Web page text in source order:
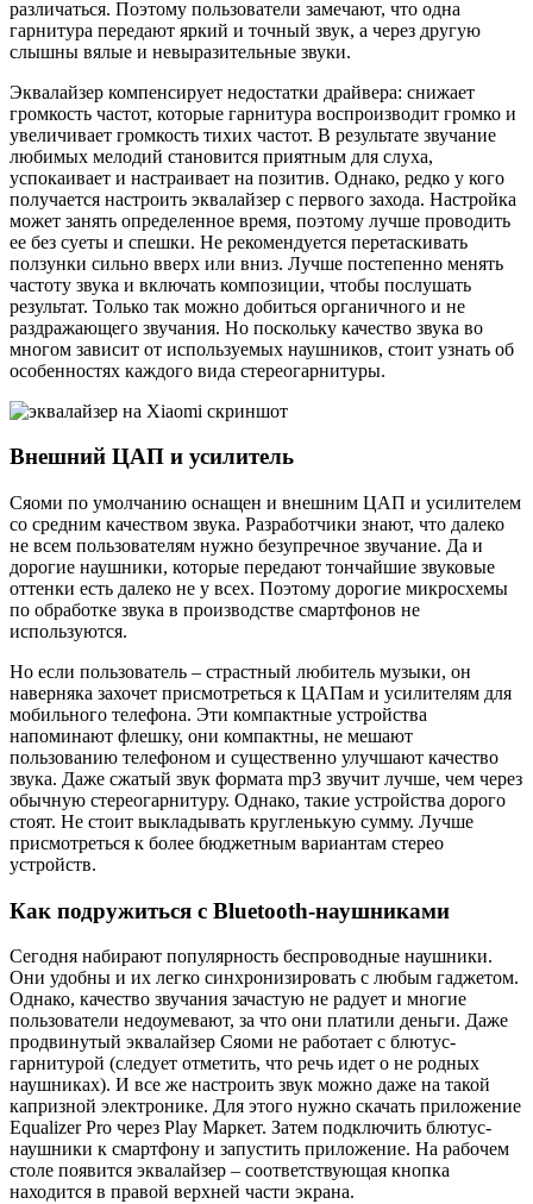
различаться. Поэтому пользователи замечают, что одна
гарнитура передают яркий и точный звук, а через другую
слышны вялые и невыразительные звуки.
Эквалайзер компенсирует недостатки драйвера: снижает
громкость частот, которые гарнитура воспроизводит громко и
увеличивает громкость тихих частот. В результате звучание
любимых мелодий становится приятным для слуха,
успокаивает и настраивает на позитив. Однако, редко у кого
получается настроить эквалайзер с первого захода. Настройка
может занять определенное время, поэтому лучше проводить
ее без суеты и спешки. Не рекомендуется перетаскивать
ползунки сильно вверх или вниз. Лучше постепенно менять
частоту звука и включать композиции, чтобы послушать
результат. Только так можно добиться органичного и не
раздражающего звучания. Но поскольку качество звука во
многом зависит от используемых наушников, стоит узнать об
особенностях каждого вида стереогарнитуры.
Внешний ЦАП и усилитель
Сяоми по умолчанию оснащен и внешним ЦАП и усилителем
со средним качеством звука. Разработчики знают, что далеко
не всем пользователям нужно безупречное звучание. Да и
дорогие наушники, которые передают тончайшие звуковые
оттенки есть далеко не у всех. Поэтому дорогие микросхемы
по обработке звука в производстве смартфонов не
используются.
Но если пользователь – страстный любитель музыки, он
наверняка захочет присмотреться к ЦАПам и усилителям для
мобильного телефона. Эти компактные устройства
напоминают флешку, они компактны, не мешают
пользованию телефоном и существенно улучшают качество
звука. Даже сжатый звук формата mp3 звучит лучше, чем через
обычную стереогарнитуру. Однако, такие устройства дорого
стоят. Не стоит выкладывать кругленькую сумму. Лучше
присмотреться к более бюджетным вариантам стерео
устройств.
Как подружиться с Bluetooth-наушниками
Сегодня набирают популярность беспроводные наушники.
Они удобны и их легко синхронизировать с любым гаджетом.
Однако, качество звучания зачастую не радует и многие
пользователи недоумевают, за что они платили деньги. Даже
продвинутый эквалайзер Сяоми не работает с блютус-
гарнитурой (следует отметить, что речь идет о не родных
наушниках). И все же настроить звук можно даже на такой
капризной электронике. Для этого нужно скачать приложение
Equalizer Pro через Play Маркет. Затем подключить блютус-
наушники к смартфону и запустить приложение. На рабочем
столе появится эквалайзер – соответствующая кнопка
находится в правой верхней части экрана.